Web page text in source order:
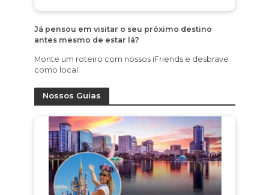
Já pensou em visitar o seu próximo destino
antes mesmo de estar lá?
Monte um roteiro com nossos iFriends e desbrave
como local.
Nossos Guias